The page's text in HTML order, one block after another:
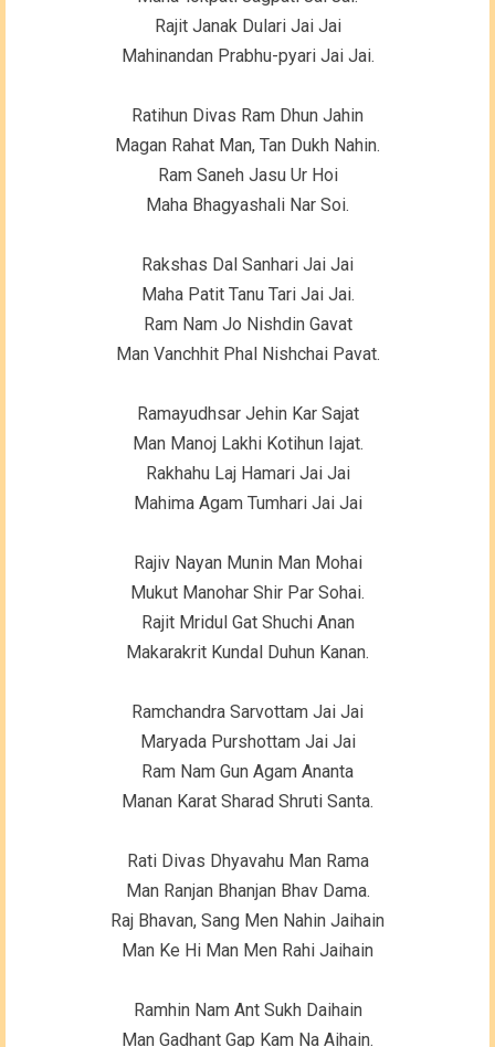
Rajit Janak Dulari Jai Jai
Mahinandan Prabhu-pyari Jai Jai.
Ratihun Divas Ram Dhun Jahin
Magan Rahat Man, Tan Dukh Nahin.
Ram Saneh Jasu Ur Hoi
Maha Bhagyashali Nar Soi.
Rakshas Dal Sanhari Jai Jai
Maha Patit Tanu Tari Jai Jai.
Ram Nam Jo Nishdin Gavat
Man Vanchhit Phal Nishchai Pavat.
Ramayudhsar Jehin Kar Sajat
Man Manoj Lakhi Kotihun Iajat.
Rakhahu Laj Hamari Jai Jai
Mahima Agam Tumhari Jai Jai
Rajiv Nayan Munin Man Mohai
Mukut Manohar Shir Par Sohai.
Rajit Mridul Gat Shuchi Anan
Makarakrit Kundal Duhun Kanan.
Ramchandra Sarvottam Jai Jai
Maryada Purshottam Jai Jai
Ram Nam Gun Agam Ananta
Manan Karat Sharad Shruti Santa.
Rati Divas Dhyavahu Man Rama
Man Ranjan Bhanjan Bhav Dama.
Raj Bhavan, Sang Men Nahin Jaihain
Man Ke Hi Man Men Rahi Jaihain
Ramhin Nam Ant Sukh Daihain
Man Gadhant Gap Kam Na Aihain.